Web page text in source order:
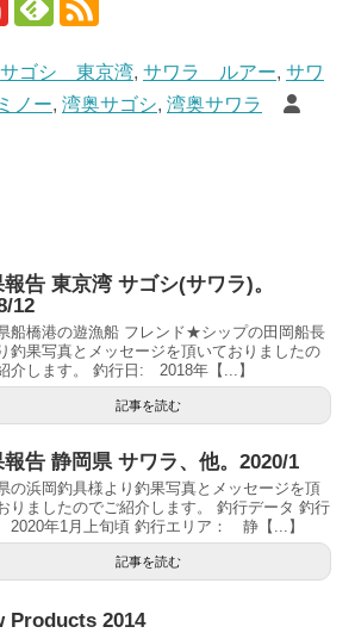
サゴシ 東京湾, サワラ ルアー, サワ
ノー, 湾奥サゴシ, 湾奥サワラ
告 東京湾 サゴシ(サワラ)。
12
船橋港の遊漁船 フレンド★シップの田岡船長
釣果写真とメッセージを頂いておりましたの
介します。 釣行日: 2018年【...】
記事を読む
報告 静岡県 サワラ、他。2020/1
の浜岡釣具様より釣果写真とメッセージを頂
りましたのでご紹介します。 釣行データ 釣行
2020年1月上旬頃 釣行エリア： 静【...】
記事を読む
Products 2014